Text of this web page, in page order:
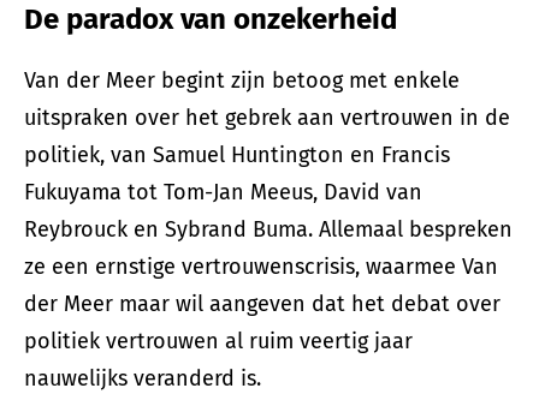
De paradox van onzekerheid
Van der Meer begint zijn betoog met enkele
uitspraken over het gebrek aan vertrouwen in de
politiek, van Samuel Huntington en Francis
Fukuyama tot Tom-Jan Meeus, David van
Reybrouck en Sybrand Buma. Allemaal bespreken
ze een ernstige vertrouwenscrisis, waarmee Van
der Meer maar wil aangeven dat het debat over
politiek vertrouwen al ruim veertig jaar
nauwelijks veranderd is.